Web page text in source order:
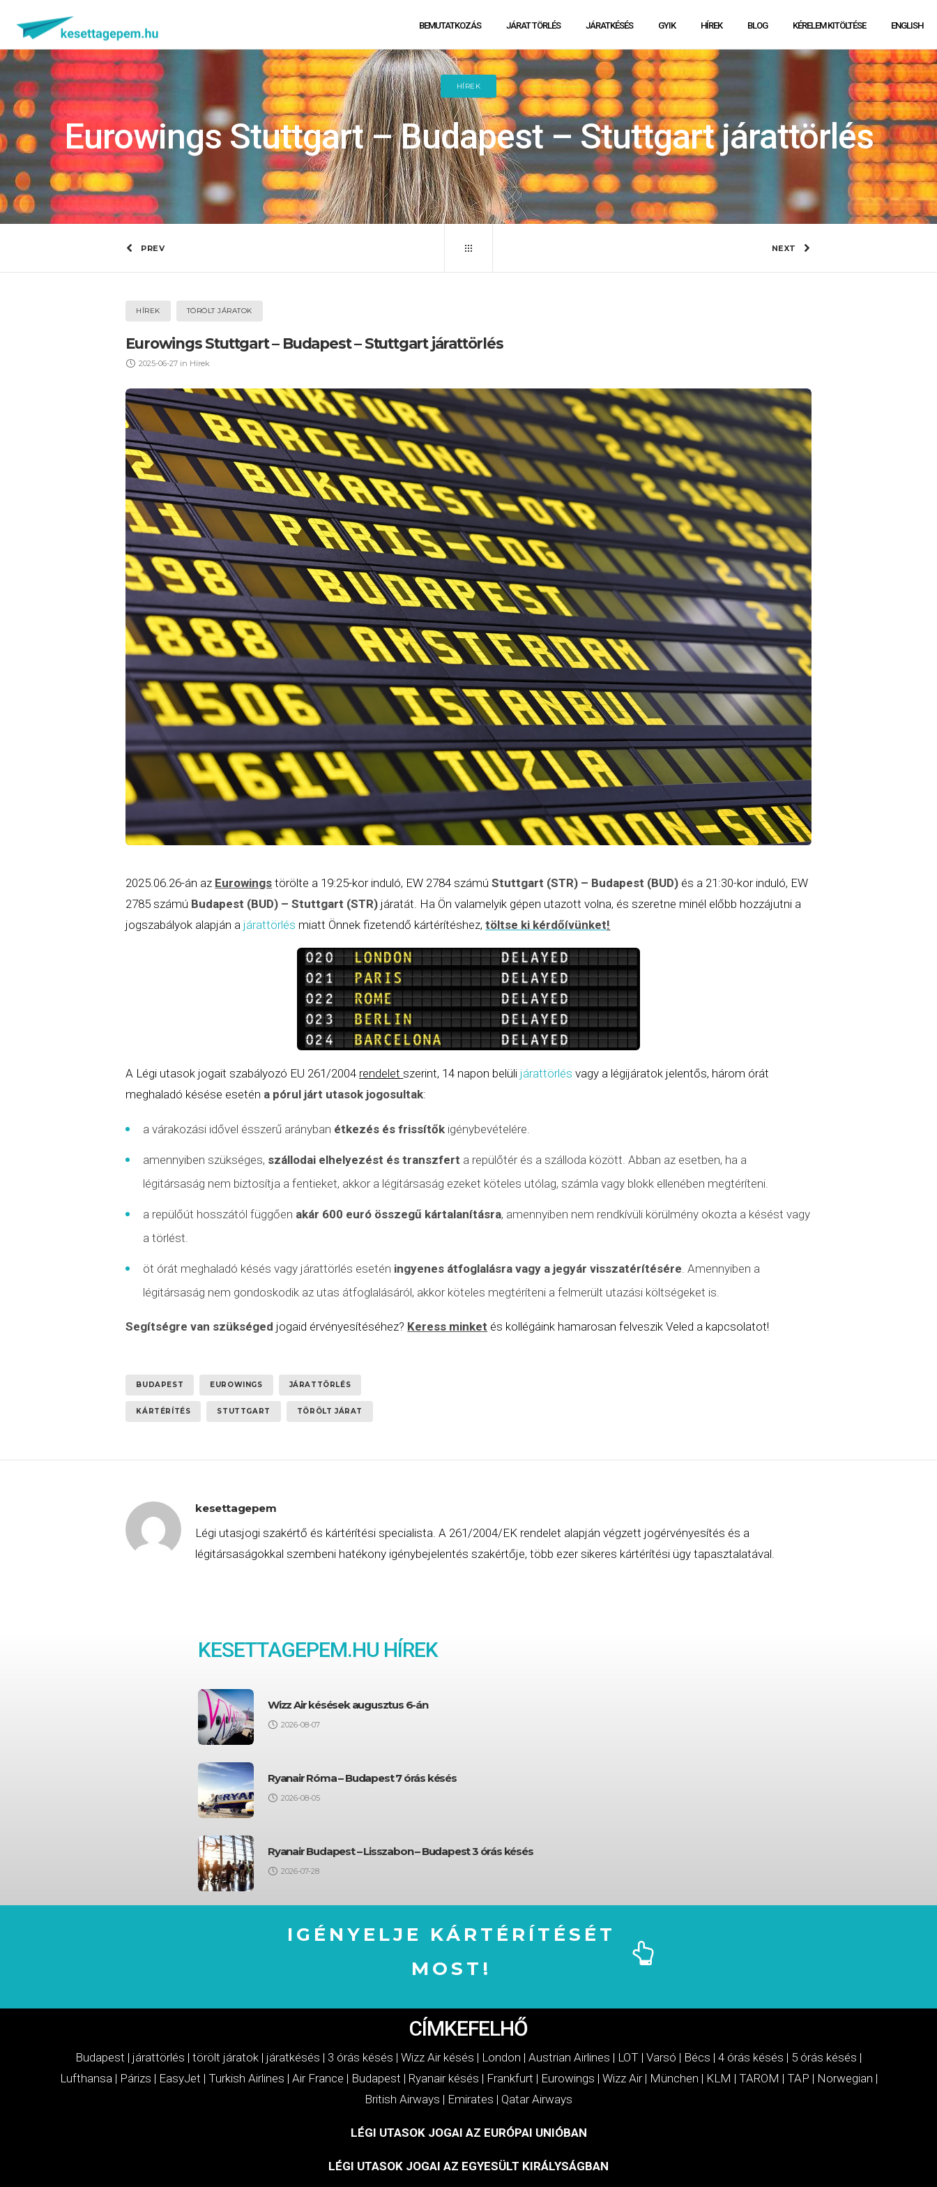
BEMUTATKOZÁS JÁRAT TÖRLÉS JÁRATKÉSÉS GYIK HÍREK BLOG KÉRELEM KITÖLTÉSE ENGLISH
HÍREK
Eurowings Stuttgart – Budapest – Stuttgart járattörlés
PREV NEXT
HÍREK TÖRÖLT JÁRATOK
Eurowings Stuttgart – Budapest – Stuttgart járattörlés
2025-06-27 in Hírek
2025.06.26-án az Eurowings törölte a 19:25-kor induló, EW 2784 számúStuttgart (STR) – Budapest (BUD) és a 21:30-kor induló, EW
2785 számú Budapest (BUD) – Stuttgart (STR) járatát. Ha Ön valamelyik gépen utazott volna, és szeretne minél előbb hozzájutni a
jogszabályok alapján a járattörlés miatt Önnek fizetendő kártérítéshez, töltse ki kérdőívünket!
A Légi utasok jogait szabályozó EU 261/2004 rendelet szerint, 14 napon belüli járattörlés vagy a légijáratok jelentős, három órát
meghaladó késése esetén a pórul járt utasok jogosultak:
a várakozási idővel ésszerű arányban étkezés és frissítők igénybevételére.
amennyiben szükséges, szállodai elhelyezést és transzfert a repülőtér és a szálloda között. Abban az esetben, ha a
légitársaság nem biztosítja a fentieket, akkor a légitársaság ezeket köteles utólag, számla vagy blokk ellenében megtéríteni.
a repülőút hosszától függően akár 600 euró összegű kártalanításra, amennyiben nem rendkívüli körülmény okozta a késést vagy
a törlést.
öt órát meghaladó késés vagy járattörlés esetén ingyenes átfoglalásra vagy a jegyár visszatérítésére . Amennyiben a
légitársaság nem gondoskodik az utas átfoglalásáról, akkor köteles megtéríteni a felmerült utazási költségeket is.
Segítségre van szükséged jogaid érvényesítéséhez? Keress minket és kollégáink hamarosan felveszik Veled a kapcsolatot!
BUDAPEST EUROWINGS JÁRATTÖRLÉS
KÁRTÉRÍTÉS STUTTGART TÖRÖLT JÁRAT
kesettagepem
Légi utasjogi szakértő és kártérítési specialista. A 261/2004/EK rendelet alapján végzett jogérvényesítés és a
légitársaságokkal szembeni hatékony igénybejelentés szakértője, több ezer sikeres kártérítési ügy tapasztalatával.
KESETTAGEPEM.HU HÍREK
Wizz Air késések augusztus 6-án
2026-08-07
Ryanair Róma – Budapest 7 órás késés
2026-08-05
Ryanair Budapest – Lisszabon – Budapest 3 órás késés
2026-07-28
IGÉNYELJE KÁRTÉRÍTÉSÉT
MOST!
CÍMKEFELHŐ
Budapest | járattörlés | törölt járatok | járatkésés | 3 órás késés | Wizz Air késés | London | Austrian Airlines | LOT | Varsó | Bécs | 4 órás késés | 5 órás késés |
Lufthansa | Párizs | EasyJet | Turkish Airlines | Air France | Budapest | Ryanair késés | Frankfurt | Eurowings | Wizz Air| München | KLM | TAROM | TAP | Norwegian |
British Airways | Emirates | Qatar Airways
LÉGI UTASOK JOGAI AZ EURÓPAI UNIÓBAN
LÉGI UTASOK JOGAI AZ EGYESÜLT KIRÁLYSÁGBAN